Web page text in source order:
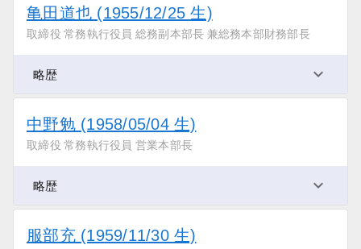
亀田道也 (1955/12/25 生)
取締役 常務執行役員 総務副本部長 兼総務本部財務部長
略歴
中野勉 (1958/05/04 生)
取締役 常務執行役員 営業本部長
略歴
服部充 (1959/11/30 生)